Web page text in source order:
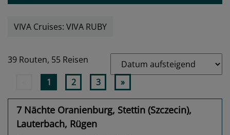
VIVA Cruises: VIVA RUBY
39 Routen, 55 Reisen
1 2 3 »
7 Nächte Oranienburg, Stettin (Szczecin),
Lauterbach, Rügen